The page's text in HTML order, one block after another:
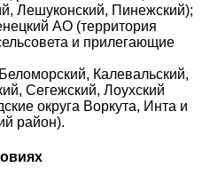
Лешуконский, Пинежский);
АО (территория
и прилегающие
Калевальский,
Сегежский, Лоухский
округа Воркута, Инта и
район).